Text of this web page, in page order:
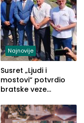
Najnovije
Susret „Ljudi i
mostovi“ potvrdio
bratske veze
Zvornika